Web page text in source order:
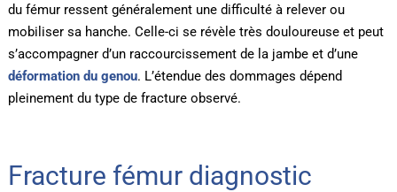
du fémur ressent généralement une difficulté à relever ou
mobiliser sa hanche. Celle-ci se révèle très douloureuse et peut
s’accompagner d’un raccourcissement de la jambe et d’une
déformation du genou. L’étendue des dommages dépend
pleinement du type de fracture observé.
Fracture fémur diagnostic